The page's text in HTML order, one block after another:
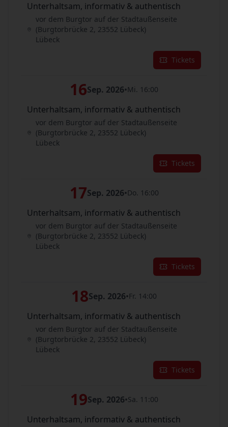
Unterhaltsam, informativ & authentisch
vor dem Burgtor auf der Stadtaußenseite
(Burgtorbrücke 2, 23552 Lübeck)
Lübeck
Tickets
16Sep. 2026•Mi. 16:00
Unterhaltsam, informativ & authentisch
vor dem Burgtor auf der Stadtaußenseite
(Burgtorbrücke 2, 23552 Lübeck)
Lübeck
Tickets
17Sep. 2026•Do. 16:00
Unterhaltsam, informativ & authentisch
vor dem Burgtor auf der Stadtaußenseite
(Burgtorbrücke 2, 23552 Lübeck)
Lübeck
Tickets
18Sep. 2026•Fr. 14:00
Unterhaltsam, informativ & authentisch
vor dem Burgtor auf der Stadtaußenseite
(Burgtorbrücke 2, 23552 Lübeck)
Lübeck
Tickets
19Sep. 2026•Sa. 11:00
Unterhaltsam, informativ & authentisch